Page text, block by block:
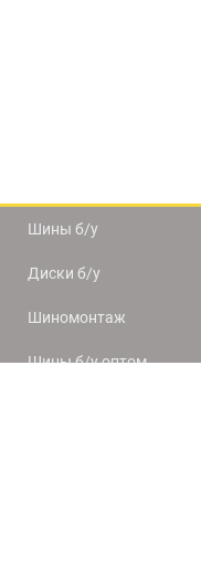
Шины б/у
Диски б/у
Шиномонтаж
Шины б/у оптом